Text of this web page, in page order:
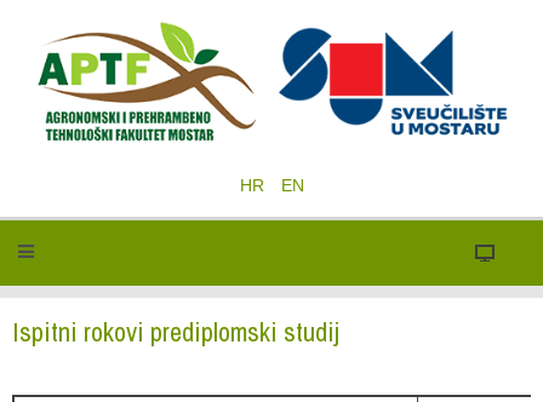
HR EN
Ispitni rokovi prediplomski studij